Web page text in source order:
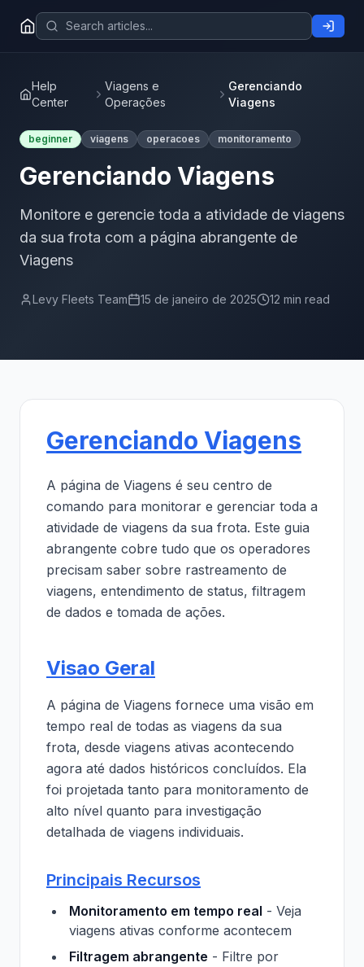
Help
Center
Viagens e
Operações
Gerenciando
Viagens
beginner viagens operacoes monitoramento
Gerenciando Viagens
Monitore e gerencie toda a atividade de viagens
da sua frota com a página abrangente de
Viagens
Levy Fleets Team 15 de janeiro de 2025 12 min read
Gerenciando Viagens
A página de Viagens é seu centro de
comando para monitorar e gerenciar toda a
atividade de viagens da sua frota. Este guia
abrangente cobre tudo que os operadores
precisam saber sobre rastreamento de
viagens, entendimento de status, filtragem
de dados e tomada de ações.
Visao Geral
A página de Viagens fornece uma visão em
tempo real de todas as viagens da sua
frota, desde viagens ativas acontecendo
agora até dados históricos concluídos. Ela
foi projetada tanto para monitoramento de
alto nível quanto para investigação
detalhada de viagens individuais.
Principais Recursos
Monitoramento em tempo real - Veja
viagens ativas conforme acontecem
Filtragem abrangente - Filtre por